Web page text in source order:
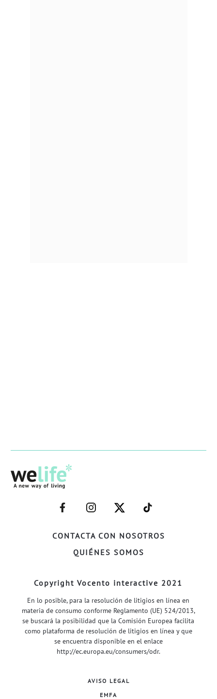
CONTACTA CON NOSOTROS
QUIÉNES SOMOS
–
FACEBOOK–
–
INSTAGRAM–
–
TWITTER–
–
WELIFE–
Copyright Vocento interactive 2021
En lo posible, para la resolución de litigios en línea en
materia de consumo conforme Reglamento (UE) 524/2013,
se buscará la posibilidad que la Comisión Europea facilita
como plataforma de resolución de litigios en línea y que
se encuentra disponible en el enlace
http://ec.europa.eu/consumers/odr.
AVISO LEGAL
EMFA